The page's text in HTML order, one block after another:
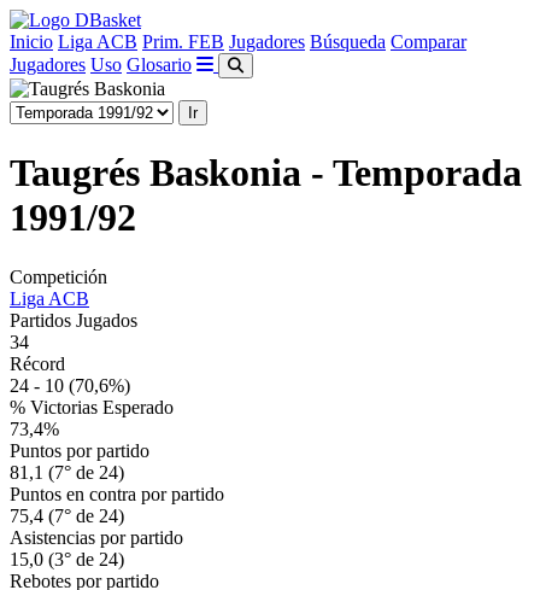
Inicio Liga ACB Prim. FEB Jugadores Búsqueda Comparar
Jugadores Uso Glosario
Taugrés Baskonia - Temporada
1991/92
Competición
Liga ACB
Partidos Jugados
34
Récord
24 - 10 (70,6%)
% Victorias Esperado
73,4%
Puntos por partido
81,1 (7° de 24)
Puntos en contra por partido
75,4 (7° de 24)
Asistencias por partido
15,0 (3° de 24)
Rebotes por partido